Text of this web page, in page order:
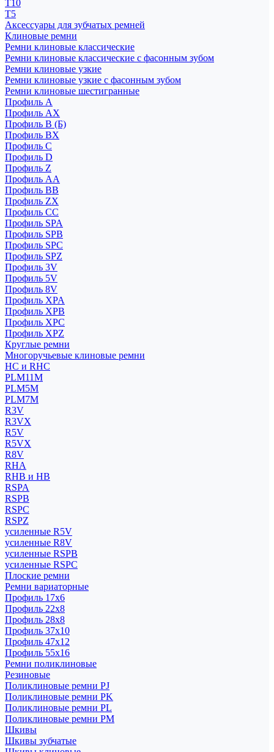
T10
T5
Аксессуары для зубчатых ремней
Клиновые ремни
Ремни клиновые классические
Ремни клиновые классические с фасонным зубом
Ремни клиновые узкие
Ремни клиновые узкие с фасонным зубом
Ремни клиновые шестигранные
Профиль A
Профиль AX
Профиль B (Б)
Профиль BX
Профиль C
Профиль D
Профиль Z
Профиль АА
Профиль BB
Профиль ZX
Профиль CC
Профиль SPA
Профиль SPB
Профиль SPC
Профиль SPZ
Профиль 3V
Профиль 5V
Профиль 8V
Профиль XPA
Профиль XPB
Профиль XPC
Профиль XPZ
Круглые ремни
Многоручьевые клиновые ремни
HC и RHC
PLM11M
PLM5M
PLM7M
R3V
R3VX
R5V
R5VX
R8V
RHA
RHB и HB
RSPA
RSPB
RSPC
RSPZ
усиленные R5V
усиленные R8V
усиленные RSPB
усиленные RSPC
Плоские ремни
Ремни вариаторные
Профиль 17x6
Профиль 22x8
Профиль 28x8
Профиль 37x10
Профиль 47x12
Профиль 55x16
Ремни поликлиновые
Резиновые
Поликлиновые ремни PJ
Поликлиновые ремни PK
Поликлиновые ремни PL
Поликлиновые ремни PM
Шкивы
Шкивы зубчатые